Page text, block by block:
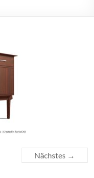
Nächstes →